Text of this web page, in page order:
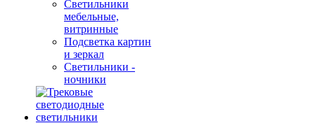
Светильники
мебельные,
витринные
Подсветка картин
и зеркал
Светильники -
ночники